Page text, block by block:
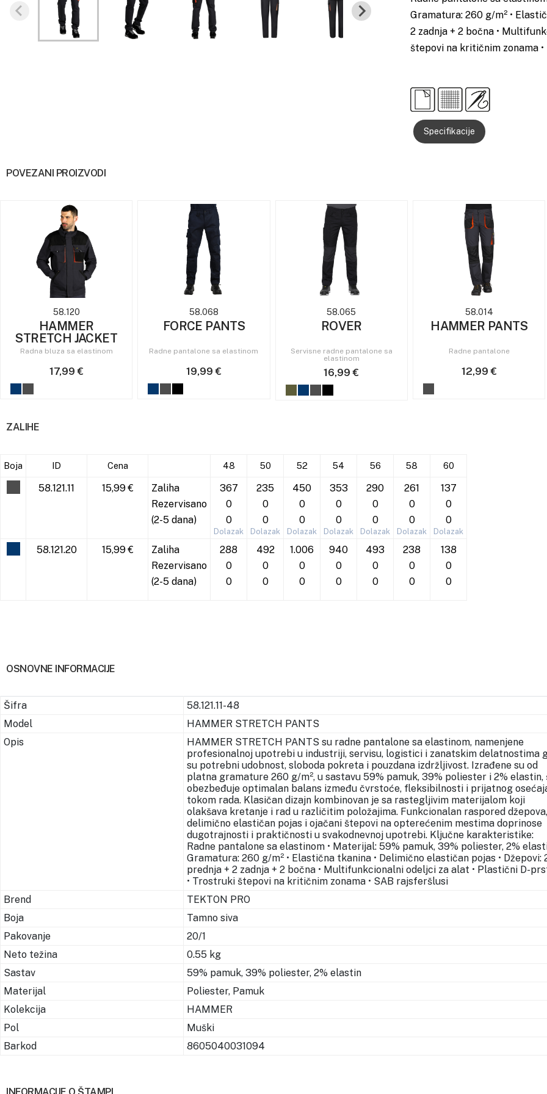
Gramatura: 260 g/m² •
2 zadnja + 2 bočna •
štepovi na kritičnim zonama
Specifikacije
POVEZANI PROIZVODI
58.120
HAMMER
STRETCH JACKET
Radna bluza sa elastinom
17,99 €
58.068
FORCE PANTS
Radne pantalone sa elastinom
19,99 €
58.065
ROVER
Servisne radne pantalone sa
elastinom
16,99 €
58.014
HAMMER PANTS
Radne pantalone
12,99 €
ZALIHE
Boja ID Cena 48 50 52 54 56 58 60
58.121.11 15,99 €
Zaliha
Rezervisano
(2-5 dana)
367
0
0
Dolazak
235
0
0
Dolazak
450
0
0
Dolazak
353
0
0
Dolazak
290
0
0
Dolazak
261
0
0
Dolazak
137
0
0
Dolazak
58.121.20 15,99 €
Zaliha
Rezervisano
(2-5 dana)
288
0
0
492
0
0
1.006
0
0
940
0
0
493
0
0
238
0
0
138
0
0
OSNOVNE INFORMACIJE
Šifra
58.121.11-48
Model
HAMMER STRETCH PANTS
Opis
HAMMER STRETCH PANTS su radne pantalone sa elastinom, namenjene
profesionalnoj upotrebi u industriji, servisu, logistici i zanatskim delatnostima
su potrebni udobnost, sloboda pokreta i pouzdana izdržljivost. Izrađene su od
platna gramature 260 g/m², u sastavu 59% pamuk, 39% poliester i 2% elastin,
obezbeđuje optimalan balans između čvrstoće, fleksibilnosti i prijatnog
tokom rada. Klasičan dizajn kombinovan je sa rastegljivim materijalom koji
olakšava kretanje i rad u različitim položajima. Funkcionalan raspored džepova,
delimično elastičan pojas i ojačani štepovi na opterećenim mestima doprinose
dugotrajnosti i praktičnosti u svakodnevnoj upotrebi. Ključne karakteristike:
Radne pantalone sa elastinom • Materijal: 59% pamuk, 39% poliester, 2%
Gramatura: 260 g/m² • Elastična tkanina • Delimično elastičan pojas • Džepovi:
prednja + 2 zadnja + 2 bočna • Multifunkcionalni odeljci za alat • Plastični D-
• Trostruki štepovi na kritičnim zonama • SAB rajsferšlusi
Brend
TEKTON PRO
Boja
Tamno siva
Pakovanje
20/1
Neto težina
0.55 kg
Sastav
59% pamuk, 39% poliester, 2% elastin
Materijal
Poliester, Pamuk
Kolekcija
HAMMER
Pol
Muški
Barkod
8605040031094